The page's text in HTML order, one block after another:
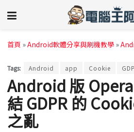
首頁 »Android軟體分享與刷機教學 »
Tags: Android app Cookie
Android 版
結 GDPR 的
之亂